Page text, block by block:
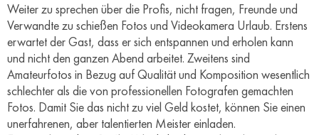
Weiter zu sprechen über die Profis, nicht fragen, Freunde und
Verwandte zu schießen Fotos und Videokamera Urlaub. Erstens
erwartet der Gast, dass er sich entspannen und erholen kann
und nicht den ganzen Abend arbeitet. Zweitens sind
Amateurfotos in Bezug auf Qualität und Komposition wesentlich
schlechter als die von professionellen Fotografen gemachten
Fotos. Damit Sie das nicht zu viel Geld kostet, können Sie einen
unerfahrenen, aber talentierten Meister einladen.